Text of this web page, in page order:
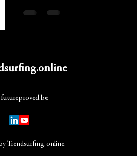
Trendsurfing.online.